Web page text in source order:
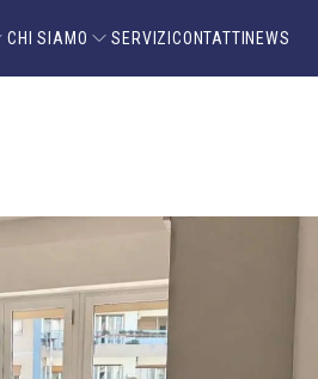
CHI SIAMO SERVIZICONTATTI NEWS